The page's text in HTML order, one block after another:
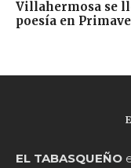
Villahermosa se
poesía en
EL TABASQUEÑO